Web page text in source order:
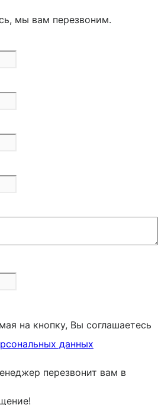
мы вам перезвоним.
на кнопку, Вы соглашаетесь
данных
перезвонит вам в